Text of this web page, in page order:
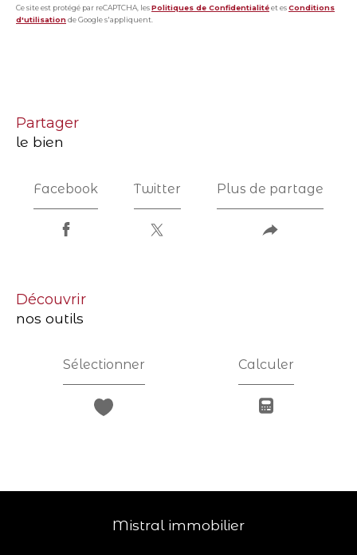
Ce site est protégé par reCAPTCHA, lesPolitiques de Confidentialitéet esConditions
d'utilisationde Google s'appliquent.
partager
le bien
Facebook Twitter Plus de partage
découvrir
nos outils
Sélectionner Calculer
mistral immobilier